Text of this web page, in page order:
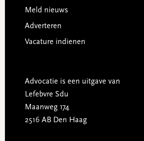
Meld nieuws
Adverteren
Vacature indienen
Advocatie is een uitgave van
Lefebvre Sdu
Maanweg 174
2516 AB Den Haag